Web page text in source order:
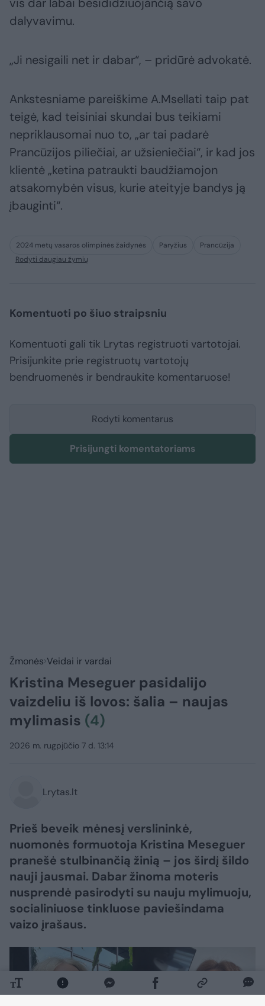
vis dar labai besididžiuojančią savo
dalyvavimu.
„Ji nesigaili net ir dabar“, – pridūrė advokatė.
Ankstesniame pareiškime A.Msellati taip pat
teigė, kad teisiniai skundai bus teikiami
nepriklausomai nuo to, „ar tai padarė
Prancūzijos piliečiai, ar užsieniečiai“, ir kad jos
klientė „ketina patraukti baudžiamojon
atsakomybėn visus, kurie ateityje bandys ją
įbauginti“.
2024 metų vasaros olimpinės žaidynės Paryžius
Prancūzija
Rodyti daugiau žymių
Komentuoti po šiuo straipsniu
Komentuoti gali tik Lrytas registruoti vartotojai.
Prisijunkite prie registruotų vartotojų
bendruomenės ir bendraukite komentaruose!
Rodyti komentarus
Prisijungti komentatoriams
Žmonės Veidai ir vardai
Kristina Meseguer pasidalijo
vaizdeliu iš lovos: šalia – naujas
mylimasis (4)
2026 m. rugpjūčio 7 d. 13:14
Lrytas.lt
Prieš beveik mėnesį verslininkė,
nuomonės formuotoja Kristina Meseguer
pranešė stulbinančią žinią – jos širdį šildo
nauji jausmai. Dabar žinoma moteris
nusprendė pasirodyti su nauju mylimuoju,
socialiniuose tinkluose paviešindama
vaizo įrašaus.